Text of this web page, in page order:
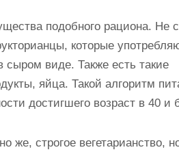
подобного рациона. Не
которые
виде. Также есть такие
яйца. Такой алгоритм
достигшего возраст в 40 и
же, строгое вегетарианство,